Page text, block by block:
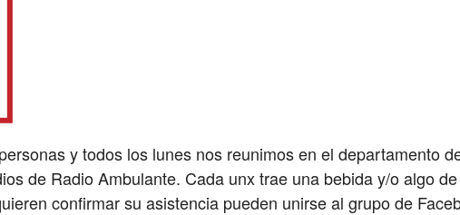
y todos los lunes nos reunimos en el departamento
de Radio Ambulante. Cada unx trae una bebida y/o algo
confirmar su asistencia pueden unirse al grupo de